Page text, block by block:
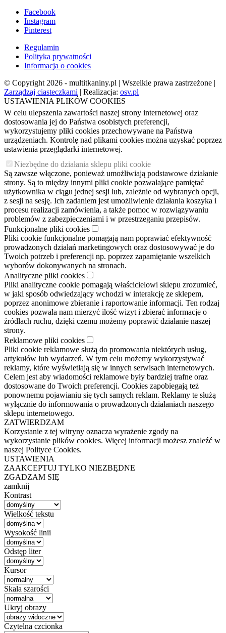
Facebook
Instagram
Pinterest
Regulamin
Polityka prywatności
Informacja o cookies
© Copyright 2026 - multitkaniny.pl | Wszelkie prawa zastrzeżone |
Zarządzaj ciasteczkami | Realizacja: osv.pl
USTAWIENIA PLIKÓW COOKIES
W celu ulepszenia zawartości naszej strony internetowej oraz
dostosowania jej do Państwa osobistych preferencji,
wykorzystujemy pliki cookies przechowywane na Państwa
urządzeniach. Kontrolę nad plikami cookies można uzyskać poprzez
ustawienia przeglądarki internetowej.
Niezbędne do działania sklepu pliki cookie
Są zawsze włączone, ponieważ umożliwiają podstawowe działanie
strony. Są to między innymi pliki cookie pozwalające pamiętać
użytkownika w ciągu jednej sesji lub, zależnie od wybranych opcji,
z sesji na sesję. Ich zadaniem jest umożliwienie działania koszyka i
procesu realizacji zamówienia, a także pomoc w rozwiązywaniu
problemów z zabezpieczeniami i w przestrzeganiu przepisów.
Funkcjonalne pliki cookies
Pliki cookie funkcjonalne pomagają nam poprawiać efektywność
prowadzonych działań marketingowych oraz dostosowywać je do
Twoich potrzeb i preferencji np. poprzez zapamiętanie wszelkich
wyborów dokonywanych na stronach.
Analityczne pliki cookies
Pliki analityczne cookie pomagają właścicielowi sklepu zrozumieć,
w jaki sposób odwiedzający wchodzi w interakcję ze sklepem,
poprzez anonimowe zbieranie i raportowanie informacji. Ten rodzaj
cookies pozwala nam mierzyć ilość wizyt i zbierać informacje o
źródłach ruchu, dzięki czemu możemy poprawić działanie naszej
strony.
Reklamowe pliki cookies
Pliki cookie reklamowe służą do promowania niektórych usług,
artykułów lub wydarzeń. W tym celu możemy wykorzystywać
reklamy, które wyświetlają się w innych serwisach internetowych.
Celem jest aby wiadomości reklamowe były bardziej trafne oraz
dostosowane do Twoich preferencji. Cookies zapobiegają też
ponownemu pojawianiu się tych samych reklam. Reklamy te służą
wyłącznie do informowania o prowadzonych działaniach naszego
sklepu internetowego.
ZATWIERDZAM
Korzystanie z tej witryny oznacza wyrażenie zgody na
wykorzystanie plików cookies. Więcej informacji możesz znaleźć w
naszej Polityce Cookies.
USTAWIENIA
ZAAKCEPTUJ TYLKO NIEZBĘDNE
ZGADZAM SIĘ
zamknij
Kontrast
Wielkość tekstu
Wysokość linii
Odstęp liter
Kursor
Skala szarości
Ukryj obrazy
Czytelna czcionka